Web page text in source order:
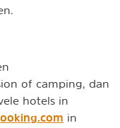
of camping, dan
hotels in
in